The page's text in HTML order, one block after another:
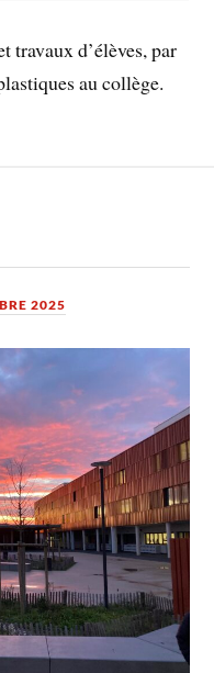
travaux d’élèves, par
au collège.
2025